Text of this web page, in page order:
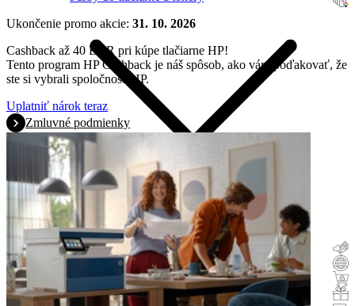
Cashback
Tovar na protiúčet
Kúp a vyskúšaj
Podnet
Ukončenie promo akcie: 31. 10. 2026
Cashback až 40 EUR pri kúpe tlačiarne HP!
Tento program HP Cashback je náš spôsob, ako vám poďakovať, že
ste si vybrali spoločnosť HP.
Uplatniť nárok teraz
Zmluvné podmienky